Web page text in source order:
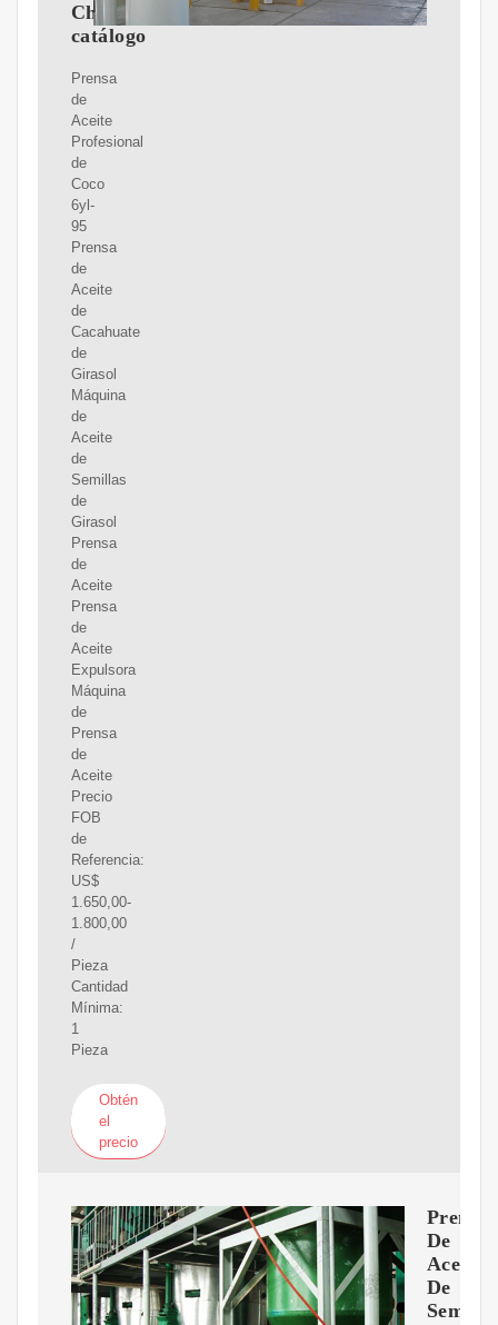
China
catálogo
Prensa
de
Aceite
Profesional
de
Coco
6yl-
95
Prensa
de
Aceite
de
Cacahuate
de
Girasol
Máquina
de
Aceite
de
Semillas
de
Girasol
Prensa
de
Aceite
Prensa
de
Aceite
Expulsora
Máquina
de
Prensa
de
Aceite
Precio
FOB
de
Referencia:
US$
1.650,00-
1.800,00
/
Pieza
Cantidad
Mínima:
1
Pieza
Obtén
el
precio
Prensa
De
Aceite
De